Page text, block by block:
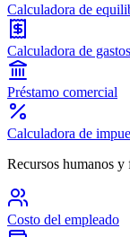
Calculadora de
Calculadora de gastos
Préstamo comercial
Calculadora de
Recursos humanos y
Costo del empleado